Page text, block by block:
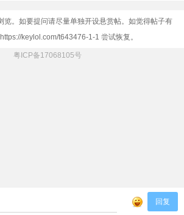
览。如要提问请尽量单独开设悬赏帖。如觉得帖子有
https://keylol.com/t643476-1-1 尝试恢复。
粤ICP备17068105号